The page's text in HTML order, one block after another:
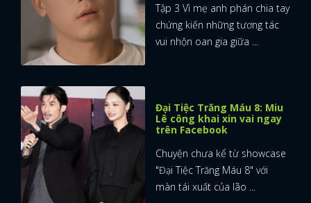
Tập 3 Vì mẹ anh phán chia tay
chứng kiến những tương tác
vui nhộn oan gia giữa ...
Đại Tiệc Trăng Máu 8: Miu
Lê công khai xin vai ngay
trên Facebook
Chuyện chưa kể từ showcase
"Đại Tiệc Trăng Máu 8" với
màn tái xuất của lão ...